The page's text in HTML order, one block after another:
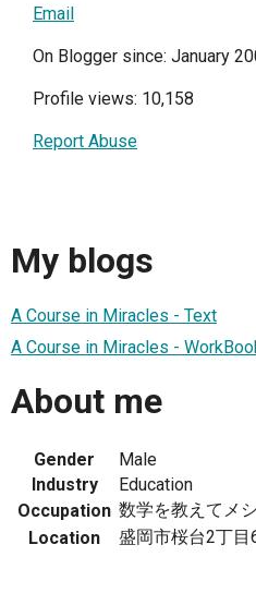
Email
On Blogger since: January
Profile views: 10,158
Report Abuse
My blogs
A Course in Miracles - Text
A Course in Miracles -
About me
Gender
Male
Industry
Education
Occupation 数学を教えてメ
Location
盛岡市桜台2丁目